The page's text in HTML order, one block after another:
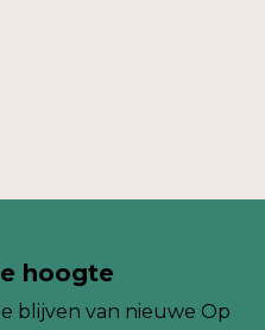
hoogte
blijven van nieuwe Op